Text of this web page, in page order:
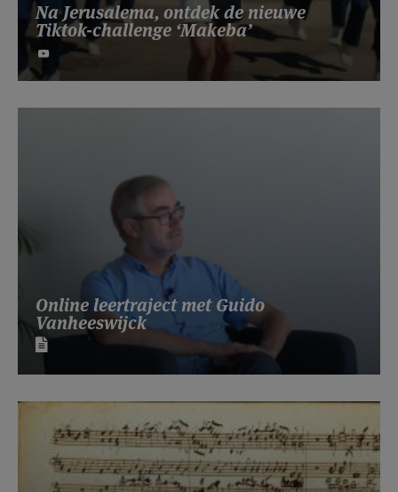
Na Jerusalema, ontdek de nieuwe
Tiktok-challenge ‘Makeba’
Online leertraject met Guido
Vanheeswijck